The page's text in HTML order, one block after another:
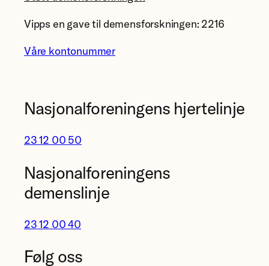
Vipps en gave til demensforskningen: 2216
Våre kontonummer
Nasjonalforeningens hjertelinje
23 12 00 50
Nasjonalforeningens
demenslinje
23 12 00 40
Følg oss